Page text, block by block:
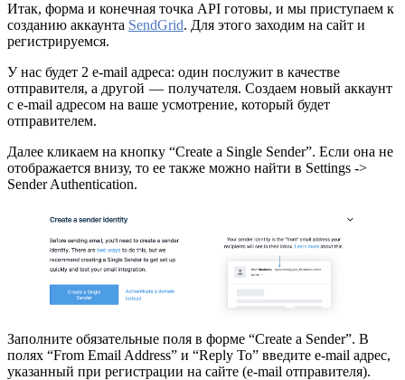
Итак, форма и конечная точка API готовы, и мы приступаем к
созданию аккаунта SendGrid. Для этого заходим на сайт и
регистрируемся.
У нас будет 2 e-mail адреса: один послужит в качестве
отправителя, а другой — получателя. Создаем новый аккаунт
с e-mail адресом на ваше усмотрение, который будет
отправителем.
Далее кликаем на кнопку “Create a Single Sender”. Если она не
отображается внизу, то ее также можно найти в Settings ->
Sender Authentication.
Заполните обязательные поля в форме “Create a Sender”. В
полях “From Email Address” и “Reply To” введите e-mail адрес,
указанный при регистрации на сайте (e-mail отправителя).